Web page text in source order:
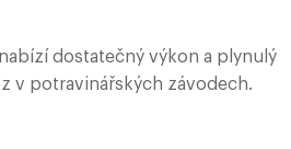
dostatečný výkon a plynulý
v potravinářských závodech.